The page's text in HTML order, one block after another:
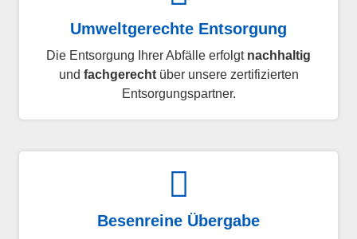
Umweltgerechte Entsorgung
Die Entsorgung Ihrer Abfälle erfolgt nachhaltig
und fachgerechtüber unsere zertifizierten
Entsorgungspartner.
Besenreine Übergabe